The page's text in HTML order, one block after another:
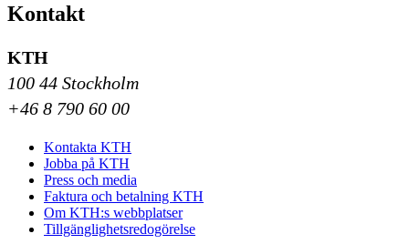
Kontakt
KTH
100 44 Stockholm
+46 8 790 60 00
Kontakta KTH
Jobba på KTH
Press och media
Faktura och betalning KTH
Om KTH:s webbplatser
Tillgänglighetsredogörelse